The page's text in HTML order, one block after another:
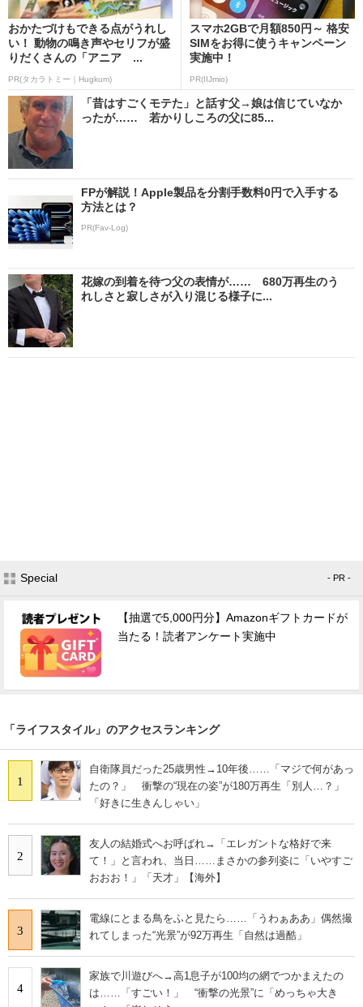
おかたづけもできる点がうれし
い！ 動物の鳴き声やセリフが盛
りだくさんの「アニア ...
PR(タカラトミー｜Hugkum)
スマホ2GBで月額850円～ 格安
SIMをお得に使うキャンペーン
実施中！
PR(IIJmio)
「昔はすごくモテた」と話す父→娘は信じていなか
ったが…… 若かりしころの父に85...
FPが解説！Apple製品を分割手数料0円で入手する
方法とは？
PR(Fav-Log)
花嫁の到着を待つ父の表情が…… 680万再生のう
れしさと寂しさが入り混じる様子に...
Special - PR -
【抽選で5,000円分】Amazonギフトカードが
当たる！読者アンケート実施中
「ライフスタイル」のアクセスランキング
1
自衛隊員だった25歳男性→10年後……「マジで何があっ
たの？」 衝撃の“現在の姿”が180万再生「別人…？」
「好きに生きんしゃい」
2
友人の結婚式へお呼ばれ→「エレガントな格好で来
て！」と言われ、当日……まさかの参列姿に「いやすご
おおお！」「天才」【海外】
3
電線にとまる鳥をふと見たら……「うわぁああ」偶然撮
れてしまった“光景”が92万再生「自然は過酷」
4
家族で川遊びへ→高1息子が100均の網でつかまえたの
は……「すごい！」 “衝撃の光景”に「めっちゃ大き